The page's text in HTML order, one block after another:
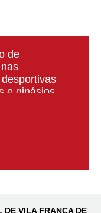
de
e ginásios
decorre
DE VILA FRANCA DE